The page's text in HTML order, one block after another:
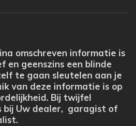
omschreven informatie is
en geenszins een blinde
te gaan sleutelen aan je
van deze informatie is op
Bij twijfel
bij Uw dealer, garagist of